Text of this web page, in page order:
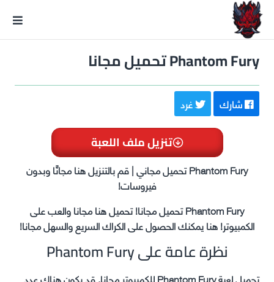
Phantom Fury تحميل مجانا
شارك غرد
تنزيل ملف اللعبة
Phantom Fury تحميل مجاني | قم بالتنزيل هنا مجانًا وبدون
فيروسات!
Phantom Fury تحميل مجانا! تحميل هنا مجانا والعب على
الكمبيوتر! هنا يمكنك الحصول على الكراك السريع والسهل مجانا!
نظرة عامة على Phantom Fury